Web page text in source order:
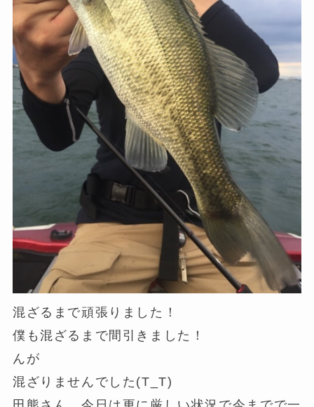
混ざるまで頑張りました！
僕も混ざるまで間引きました！
んが
混ざりませんでした(T_T)